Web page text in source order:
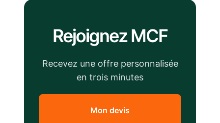
Rejoignez MCF
Recevez une offre personnalisée
en trois minutes
Mon devis